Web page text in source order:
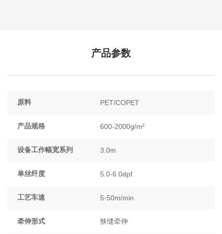
产品参数
原料 PET/COPET
产品规格 600-2000g/m²
设备工作幅宽系列 3.0m
单丝纤度 5.0-6.0dpf
工艺车速 5-50m/min
牵伸形式 狭缝牵伸